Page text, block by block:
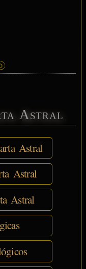
Astral
Astral
Astral
Astral